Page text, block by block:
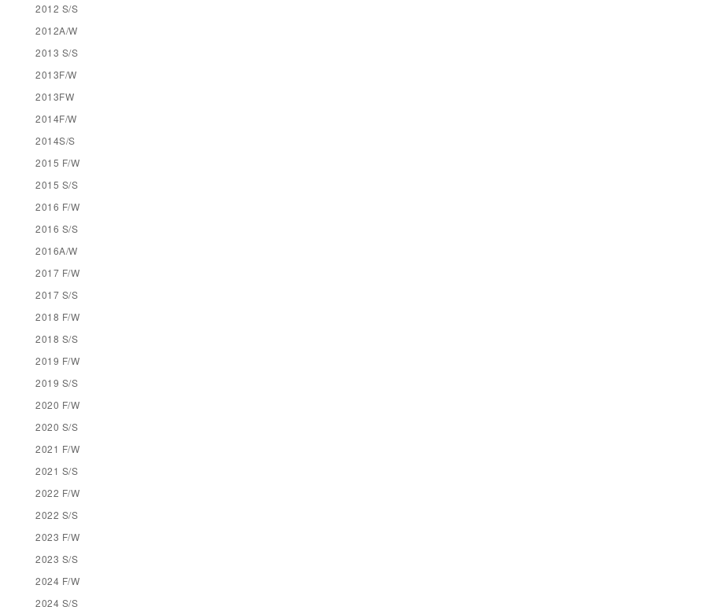
2012 S/S
2012A/W
2013 S/S
2013F/W
2013FW
2014F/W
2014S/S
2015 F/W
2015 S/S
2016 F/W
2016 S/S
2016A/W
2017 F/W
2017 S/S
2018 F/W
2018 S/S
2019 F/W
2019 S/S
2020 F/W
2020 S/S
2021 F/W
2021 S/S
2022 F/W
2022 S/S
2023 F/W
2023 S/S
2024 F/W
2024 S/S